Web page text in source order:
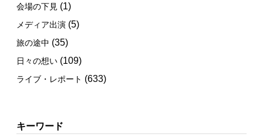
会場の下見 (1)
メディア出演 (5)
旅の途中 (35)
日々の想い (109)
ライブ・レポート (633)
キーワード